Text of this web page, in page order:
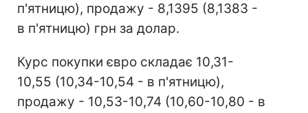
п'ятницю), продажу - 8,1395 (8,1383 -
в п'ятницю) грн за долар.
Курс покупки євро складає 10,31-
10,55 (10,34-10,54 - в п'ятницю),
продажу - 10,53-10,74 (10,60-10,80 - в